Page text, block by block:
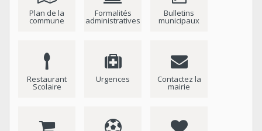
Plan de la
commune
Formalités
administratives
Bulletins
municipaux
Restaurant
Scolaire
Urgences Contactez la
mairie